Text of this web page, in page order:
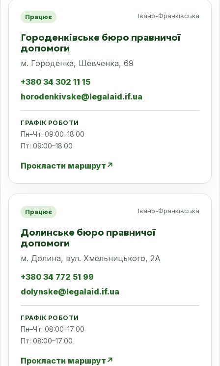
Працює Івано-Франківська
Городенківське бюро правничої
допомоги
м. Городенка, Шевченка, 69
+380 34 302 11 15
horodenkivske@legalaid.if.ua
ГРАФІК РОБОТИ
Пн–Чт: 09:00–18:00
Пт: 09:00–18:00
Прокласти маршрут ↗
Працює Івано-Франківська
Долинське бюро правничої
допомоги
м. Долина, вул. Хмельницького, 2А
+380 34 772 51 99
dolynske@legalaid.if.ua
ГРАФІК РОБОТИ
Пн–Чт: 08:00–17:00
Пт: 08:00–17:00
Прокласти маршрут ↗